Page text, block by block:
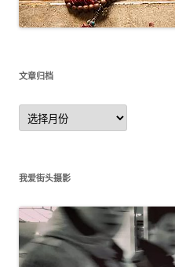
文章归档
文
章
归
我爱街头摄影